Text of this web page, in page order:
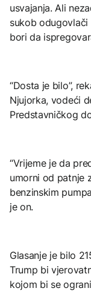
usvajanja. Ali
sukob odugovlači
bori da
“Dosta je bilo”,
Njujorka, vodeći
Predstavničkog
“Vrijeme je da
umorni od patnje
benzinskim
je on.
Glasanje je bilo
Trump bi
kojom bi se